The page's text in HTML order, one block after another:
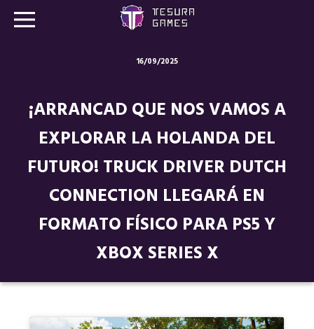
16/09/2025
¡ARRANCAD QUE NOS VAMOS A
EXPLORAR LA HOLANDA DEL
FUTURO! TRUCK DRIVER DUTCH
CONNECTION LLEGARÁ EN
FORMATO FÍSICO PARA PS5 Y
XBOX SERIES X
Store
Blog
Sobre nosotros
Contacto